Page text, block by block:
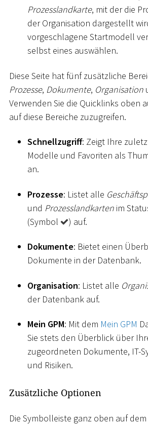
Prozesslandkarte, mit der die
der Organisation dargestellt
vorgeschlagene Startmodell
selbst eines auswählen.
Diese Seite hat fünf zusätzliche
Prozesse, Dokumente, Organisation
Verwenden Sie die Quicklinks oben
auf diese Bereiche zuzugreifen.
Schnellzugriff: Zeigt Ihre
Modelle und Favoriten als
an.
Prozesse: Listet alle
und Prozesslandkarten im
(Symbol
) auf.
Dokumente: Bietet einen
Dokumente in der Datenbank.
Organisation: Listet alle
der Datenbank auf.
Mein GPM: Mit dem Mein GPM
Sie stets den Überblick über
zugeordneten Dokumente, IT-
und Risiken.
Zusätzliche Optionen
Die Symbolleiste ganz oben auf